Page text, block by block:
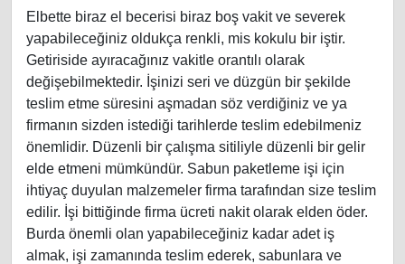
Elbette biraz el becerisi biraz boş vakit ve severek
yapabileceğiniz oldukça renkli, mis kokulu bir iştir.
Getiriside ayıracağınız vakitle orantılı olarak
değişebilmektedir. İşinizi seri ve düzgün bir şekilde
teslim etme süresini aşmadan söz verdiğiniz ve ya
firmanın sizden istediği tarihlerde teslim edebilmeniz
önemlidir. Düzenli bir çalışma sitiliyle düzenli bir gelir
elde etmeni mümkündür. Sabun paketleme işi için
ihtiyaç duyulan malzemeler firma tarafından size teslim
edilir. İşi bittiğinde firma ücreti nakit olarak elden öder.
Burda önemli olan yapabileceğiniz kadar adet iş
almak, işi zamanında teslim ederek, sabunlara ve